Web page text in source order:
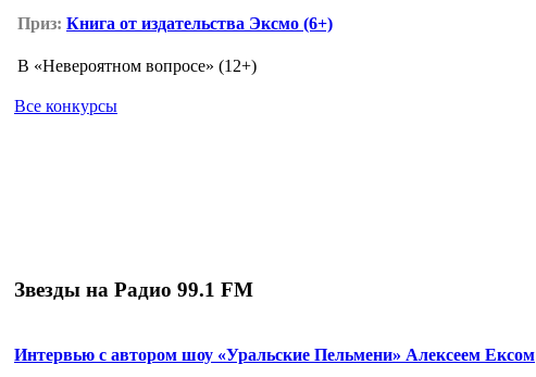
Приз: Книга от издательства Эксмо (6+)
В «Невероятном вопросе» (12+)
Все конкурсы
Звезды на Радио 99.1 FM
Интервью с автором шоу «Уральские Пельмени» Алексеем Ексом